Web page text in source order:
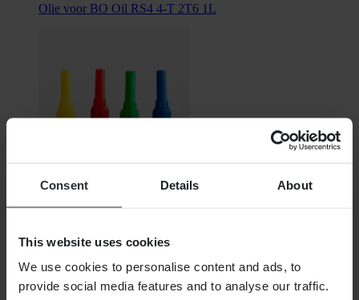
Consent Details About
This website uses cookies
We use cookies to personalise content and ads, to
provide social media features and to analyse our traffic.
Olie voor BO Oil RS4 4-T 2T6 1L
€ 12,99
Oorspronkelijk: € 19,97